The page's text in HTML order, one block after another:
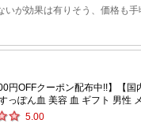
いが効果は有りそう、価格も手
円OFFクーポン配布中!!】【
っぽん血 美容 血 ギフト 男性
5.00